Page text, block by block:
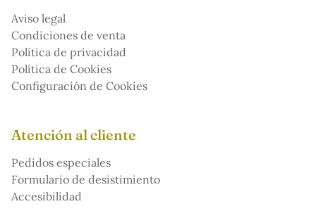
Aviso legal
Condiciones de venta
Política de privacidad
Política de Cookies
Configuración de Cookies
Atención al cliente
Pedidos especiales
Formulario de desistimiento
Accesibilidad